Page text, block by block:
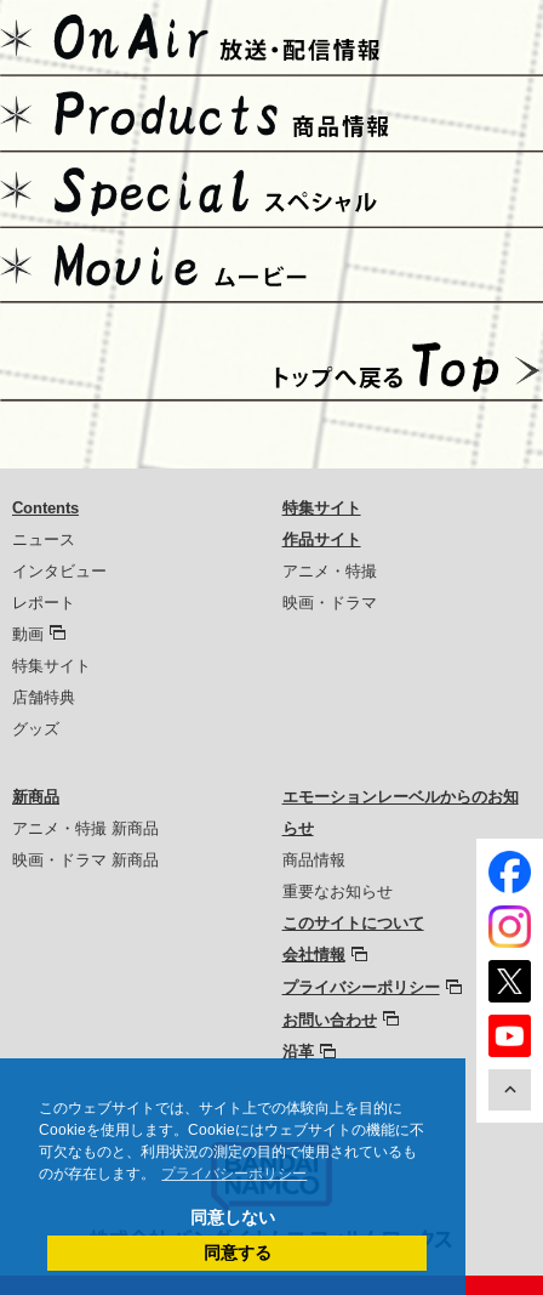
このウェブサイトでは、サイト上での体験向上を目的に
Cookieを使用します。Cookieにはウェブサイトの機能に不
可欠なものと、利用状況の測定の目的で使用されているも
のが存在します。
プライバシーポリシー
同意しない
同意する
Contents
ニュース
インタビュー
レポート
動画
特集サイト
店舗特典
グッズ
特集サイト
作品サイト
アニメ・特撮
映画・ドラマ
新商品
アニメ・特撮 新商品
映画・ドラマ 新商品
エモーションレーベルからのお知
らせ
商品情報
重要なお知らせ
このサイトについて
会社情報
プライバシーポリシー
お問い合わせ
沿革